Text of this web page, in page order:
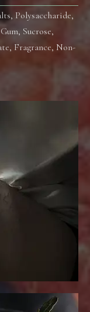
Polysaccharide,
Sucrose,
Fragrance, Non-